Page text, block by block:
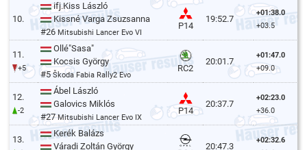
10.
ifj.Kiss László
Kissné Varga Zsuzsanna
#26 Mitsubishi Lancer Evo VI
P14
19:52.7
+01:38.0
+03.5
11.
+5
Ollé"Sasa"
Kocsis György
#5Škoda Fabia Rally2 Evo
RC2
20:01.7
+01:47.0
+09.0
12.
-2
Ábel László
Galovics Miklós
#27Mitsubishi Lancer Evo IX
P14
20:37.7
+02:23.0
+36.0
13.
Kerék Balázs
Váradi Zoltán György
20:47.3
+02:32.6